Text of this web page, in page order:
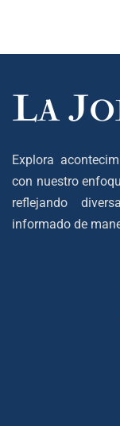
Explora
con nuestro
reflejando
informado de